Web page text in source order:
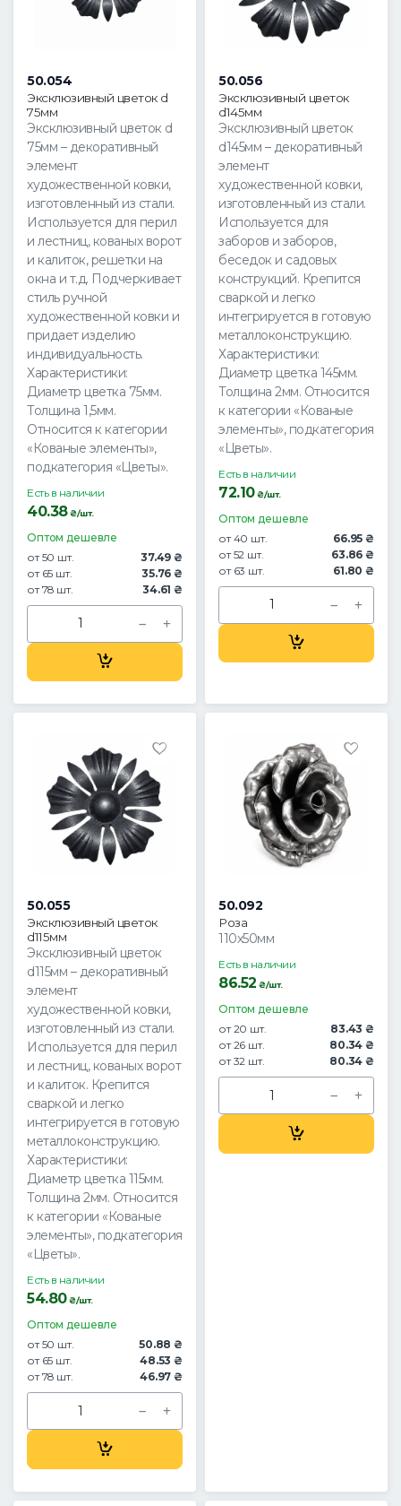
50.054
Эксклюзивный цветок d
75мм
Эксклюзивный цветок d
75мм – декоративный
элемент
художественной ковки,
изготовленный из стали.
Используется для перил
и лестниц, кованых ворот
и калиток, решетки на
окна и т.д. Подчеркивает
стиль ручной
художественной ковки и
придает изделию
индивидуальность.
Характеристики:
Диаметр цветка 75мм.
Толщина 1,5мм.
Относится к категории
«Кованые элементы»,
подкатегория «Цветы».
Есть в наличии
40.38₴/шт.
Оптом дешевле
от 50 шт.
37.49 ₴
от 65 шт.
35.76 ₴
от 78 шт.
34.61 ₴
50.056
Эксклюзивный цветок
d145мм
Эксклюзивный цветок
d145мм – декоративный
элемент
художественной ковки,
изготовленный из стали.
Используется для
заборов и заборов,
беседок и садовых
конструкций. Крепится
сваркой и легко
интегрируется в готовую
металлоконструкцию.
Характеристики:
Диаметр цветка 145мм.
Толщина 2мм. Относится
к категории «Кованые
элементы», подкатегория
«Цветы».
Есть в наличии
72.10₴/шт.
Оптом дешевле
от 40 шт.
66.95 ₴
от 52 шт.
63.86 ₴
от 63 шт.
61.80 ₴
50.055
Эксклюзивный цветок
d115мм
Эксклюзивный цветок
d115мм – декоративный
элемент
художественной ковки,
изготовленный из стали.
Используется для перил
и лестниц, кованых ворот
и калиток. Крепится
сваркой и легко
интегрируется в готовую
металлоконструкцию.
Характеристики:
Диаметр цветка 115мм.
Толщина 2мм. Относится
к категории «Кованые
элементы», подкатегория
«Цветы».
Есть в наличии
54.80₴/шт.
Оптом дешевле
от 50 шт.
50.88 ₴
от 65 шт.
48.53 ₴
от 78 шт.
46.97 ₴
50.092
Роза
110х50мм
Есть в наличии
86.52 ₴/шт.
Оптом дешевле
от 20 шт.
83.43 ₴
от 26 шт.
80.34 ₴
от 32 шт.
80.34 ₴